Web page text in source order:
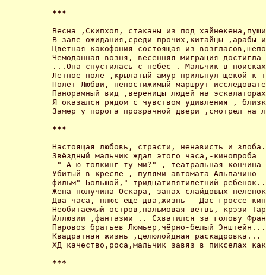
***
Весна ,Скипхол, стаканы из под
В зале ожидания,среди прочих,китайцы ,арабы
Цветная какофония состоящая из
Чемоданная возня, весенняя миграция
...Она спустилась с небес . Мальчик в
Лётное поле ,крылатый амур прильнул щекой к
Полёт Любви, непостижимый маршрут
Панорамный вид ,вереницы людей на
Я оказался рядом с чувством удивления ,
Замер у порога прозрачной двери ,смотрел
***
Настоящая любовь, страсти, ненависть и
Звёздный мальчик ждал этого часа,-кинопроба
-" А ю толкинг ту ми?" , театральная кончина
Убитый в кресле , пулями автомата Альпачино
фильм" Большой,"-тридцатипятилетний ребёнок..
Жена получила Оскара, запах слайдовых
Два часа, плюс ещё два,жизнь - Дас гроссе
Необитаемый остров,пальмовая ветвь, крэзи
Иллюзии ,фантазии .. Схватился за голову
Паровоз братьев Люмьер,чёрно-белый
Квадратная жизнь ,целюлойдная раскадровка...
ХД качество,роса,мальчик завяз в пикселах
***